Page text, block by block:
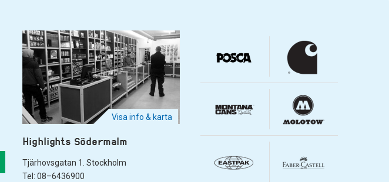
Visa info & karta
Highlights Södermalm
Tjärhovsgatan 1. Stockholm
Tel: 08–6436900